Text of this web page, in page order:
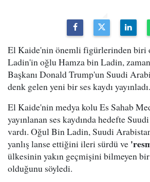
El Kaide'nin önemli figürlerinden biri
Ladin'in oğlu Hamza bin Ladin,
Başkanı Donald Trump'un Suudi
denk gelen yeni bir ses kaydı yayınladı.
El Kaide'nin medya kolu Es Sahab
yayınlanan ses kaydında hedefte
vardı. Oğul Bin Ladin, Suudi
yanlış lanse ettiğini ileri sürdü ve
ülkesinin yakın geçmişini bilmeyen
olduğunu söyledi.